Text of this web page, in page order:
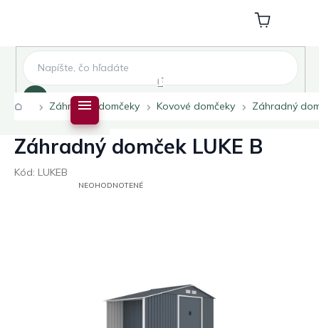
Nákupný
košík
DomovZáhradné domčeky Kovové domčeky Záhradný
Záhradný domček LUKE B
Kód: LUKEB
PRIEMERNÉNEOHODNOTENÉ